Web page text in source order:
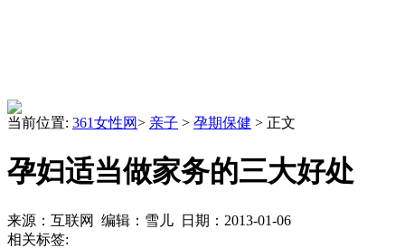
当前位置: 361女性网> 亲子 > 孕期保健 > 正文
孕妇适当做家务的三大好处
来源：互联网 编辑：雪儿 日期：2013-01-06
相关标签: